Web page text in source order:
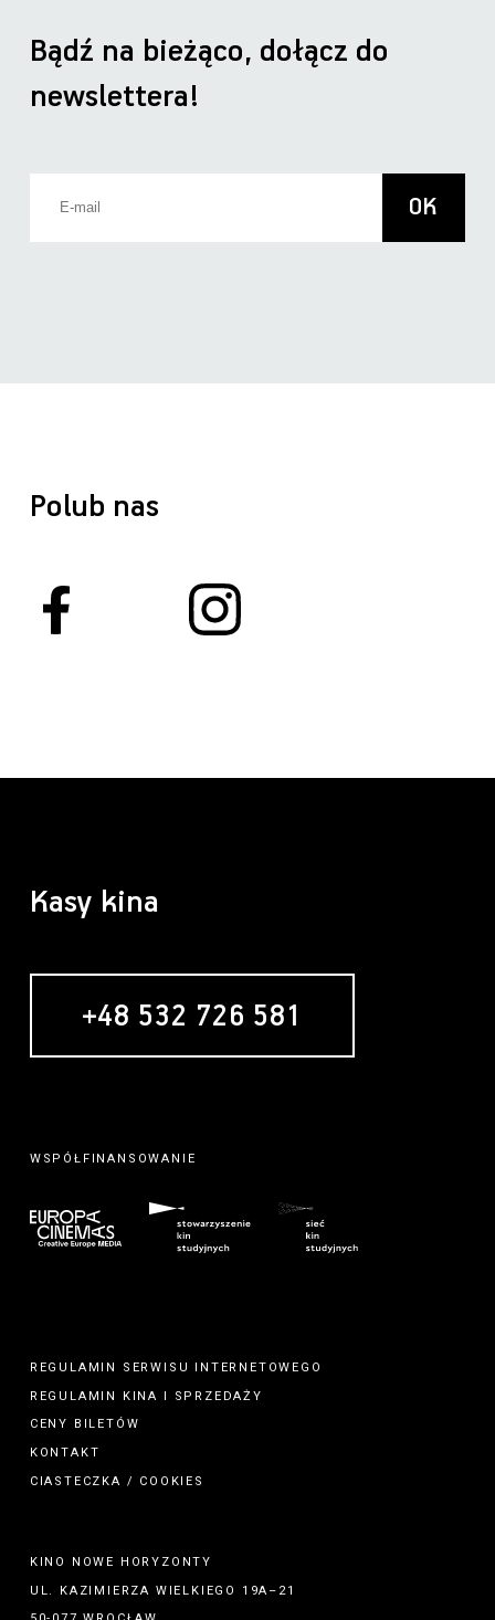
Polub nas
Bądź na bieżąco, dołącz do
newslettera!
Kasy kina
+48 532 726 581
WSPÓŁFINANSOWANIE
REGULAMIN SERWISU INTERNETOWEGO
REGULAMIN KINA I
SPRZEDAŻY
CENY BILETÓW
KONTAKT
CIASTECZKA / COOKIES
KINO NOWE HORYZONTY
UL. KAZIMIERZA WIELKIEGO 19A–21